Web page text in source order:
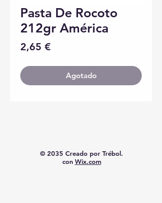
Pasta De Rocoto
212gr América
2,65 €Precio
Agotado
© 2035 Creado por Trébol.
con Wix.com